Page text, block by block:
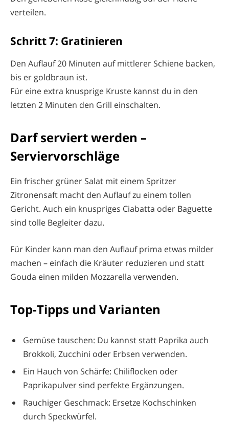
verteilen.
Schritt 7: Gratinieren
Den Auflauf 20 Minuten auf mittlerer Schiene backen,
bis er goldbraun ist.
Für eine extra knusprige Kruste kannst du in den
letzten 2 Minuten den Grill einschalten.
Darf serviert werden –
Serviervorschläge
Ein frischer grüner Salat mit einem Spritzer
Zitronensaft macht den Auflauf zu einem tollen
Gericht. Auch ein knuspriges Ciabatta oder Baguette
sind tolle Begleiter dazu.
Für Kinder kann man den Auflauf prima etwas milder
machen – einfach die Kräuter reduzieren und statt
Gouda einen milden Mozzarella verwenden.
Top-Tipps und Varianten
Gemüse tauschen: Du kannst statt Paprika auch
Brokkoli, Zucchini oder Erbsen verwenden.
Ein Hauch von Schärfe: Chiliflocken oder
Paprikapulver sind perfekte Ergänzungen.
Rauchiger Geschmack: Ersetze Kochschinken
durch Speckwürfel.